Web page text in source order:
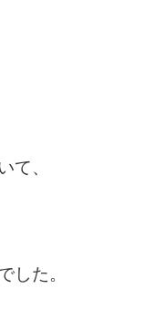
て、
した。